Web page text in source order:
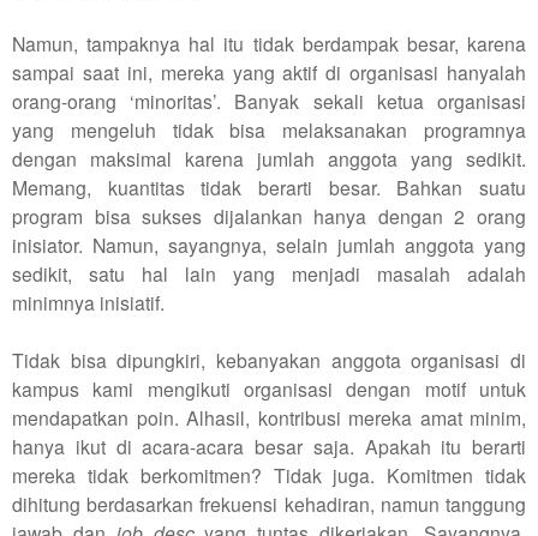
Namun, tampaknya hal itu tidak berdampak besar, karena
sampai saat ini, mereka yang aktif di organisasi hanyalah
orang-orang ‘minoritas’. Banyak sekali ketua organisasi
yang mengeluh tidak bisa melaksanakan programnya
dengan maksimal karena jumlah anggota yang sedikit.
Memang, kuantitas tidak berarti besar. Bahkan suatu
program bisa sukses dijalankan hanya dengan 2 orang
inisiator. Namun, sayangnya, selain jumlah anggota yang
sedikit, satu hal lain yang menjadi masalah adalah
minimnya inisiatif.
Tidak bisa dipungkiri, kebanyakan anggota organisasi di
kampus kami mengikuti organisasi dengan motif untuk
mendapatkan poin. Alhasil, kontribusi mereka amat minim,
hanya ikut di acara-acara besar saja. Apakah itu berarti
mereka tidak berkomitmen? Tidak juga. Komitmen tidak
dihitung berdasarkan frekuensi kehadiran, namun tanggung